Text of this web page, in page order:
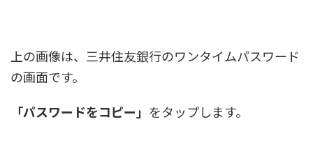
上の画像は、三井住友銀行のワンタイムパスワード
の画面です。
「パスワードをコピー」 をタップします。